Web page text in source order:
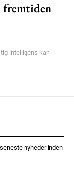
fremtiden
intelligens kan
nyheder inden